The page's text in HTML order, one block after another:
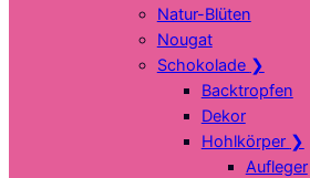
Natur-Blüten
Nougat
Schokolade ❯
Backtropfen
Dekor
Hohlkörper ❯
Aufleger